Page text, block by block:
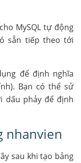
MySQL tự động
sẵn tiếp theo tới
để định nghĩa
Bạn có thể sử
dấu phảy để định
nhanvien
sau khi tạo bảng